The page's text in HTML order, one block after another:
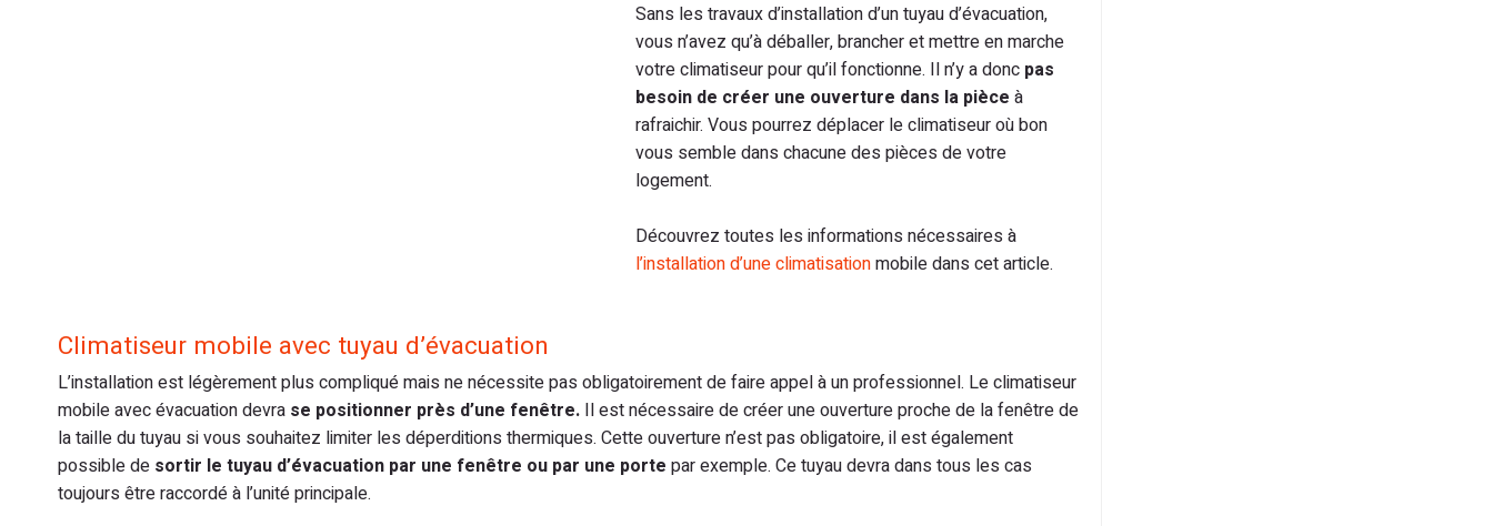
Sans les travaux d’installation d’un tuyau d’évacuation,
vous n’avez qu’à déballer, brancher et mettre en marche
votre climatiseur pour qu’il fonctionne. Il n’y a donc pas
besoin de créer une ouverture dans la pièce à
rafraichir. Vous pourrez déplacer le climatiseur où bon
vous semble dans chacune des pièces de votre
logement.
Découvrez toutes les informations nécessaires à
l’installation d’une climatisationmobile dans cet article.
Climatiseur mobile avec tuyau d’évacuation
L’installation est légèrement plus compliqué mais ne nécessite pas obligatoirement de faire appel à un professionnel. Le climatiseur
mobile avec évacuation devra se positionner près d’une fenêtre. Il est nécessaire de créer une ouverture proche de la fenêtre de
la taille du tuyau si vous souhaitez limiter les déperditions thermiques. Cette ouverture n’est pas obligatoire, il est également
possible de sortir le tuyau d’évacuation par une fenêtre ou par une porte par exemple. Ce tuyau devra dans tous les cas
toujours être raccordé à l’unité principale.